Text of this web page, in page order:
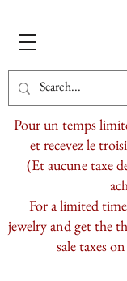
Pour un temps
et recevez le
(Et aucune taxe
For a limited
jewelry and get the
sale taxes